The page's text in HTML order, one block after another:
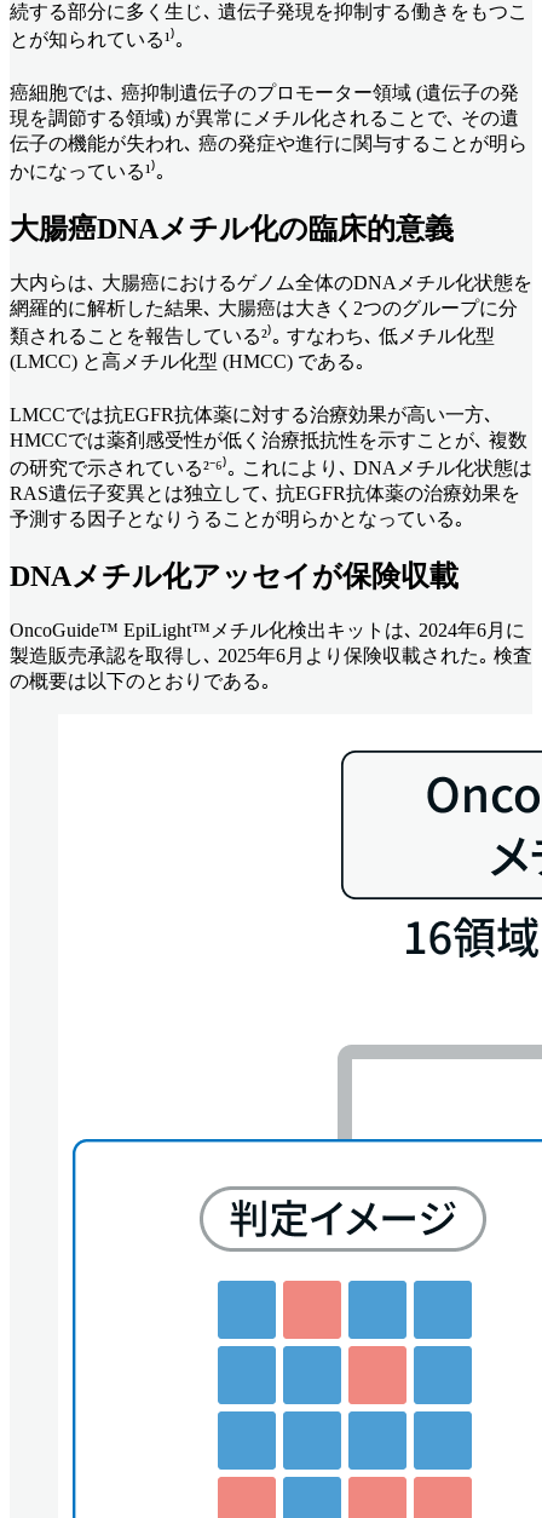
続する部分に多く生じ､ 遺伝子発現を抑制する働きをもつこ
とが知られている¹⁾｡
癌細胞では､ 癌抑制遺伝子のプロモーター領域 (遺伝子の発
現を調節する領域) が異常にメチル化されることで､ その遺
伝子の機能が失われ､ 癌の発症や進行に関与することが明ら
かになっている¹⁾｡
大腸癌DNAメチル化の臨床的意義
大内らは､ 大腸癌におけるゲノム全体のDNAメチル化状態を
網羅的に解析した結果､ 大腸癌は大きく2つのグループに分
類されることを報告している²⁾｡ すなわち､ 低メチル化型
(LMCC) と高メチル化型 (HMCC) である｡
LMCCでは抗EGFR抗体薬に対する治療効果が高い一方､
HMCCでは薬剤感受性が低く治療抵抗性を示すことが､ 複数
の研究で示されている²⁻⁶⁾｡ これにより､ DNAメチル化状態は
RAS遺伝子変異とは独立して､ 抗EGFR抗体薬の治療効果を
予測する因子となりうることが明らかとなっている｡
DNAメチル化アッセイが保険収載
OncoGuide™ EpiLight™メチル化検出キットは､ 2024年6月に
製造販売承認を取得し､ 2025年6月より保険収載された｡ 検査
の概要は以下のとおりである｡